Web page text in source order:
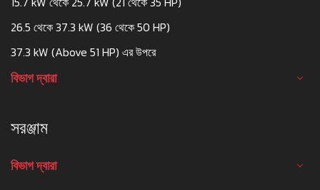
26.5 থেকে 37.3 kW (36 থেকে 50 HP)
37.3 kW (Above 51 HP) এর উপরে
বিভাগ দ্বারা
সরঞ্জাম
বিভাগ দ্বারা